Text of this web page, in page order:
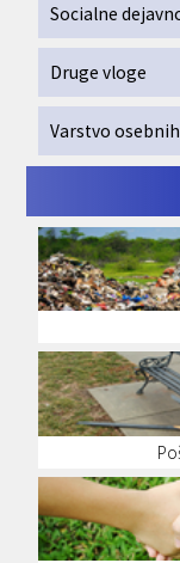
Socialne
Druge vloge
Varstvo